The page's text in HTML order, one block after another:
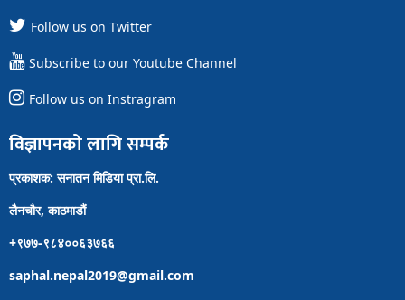
Follow us on Twitter
Subscribe to our Youtube Channel
Follow us on Instragram
विज्ञापनको लागि सम्पर्क
प्रकाशक: सनातन मिडिया प्रा.लि.
लैनचौर, काठमाडौं
+९७७-९८४००६३७६६
saphal.nepal2019@gmail.com